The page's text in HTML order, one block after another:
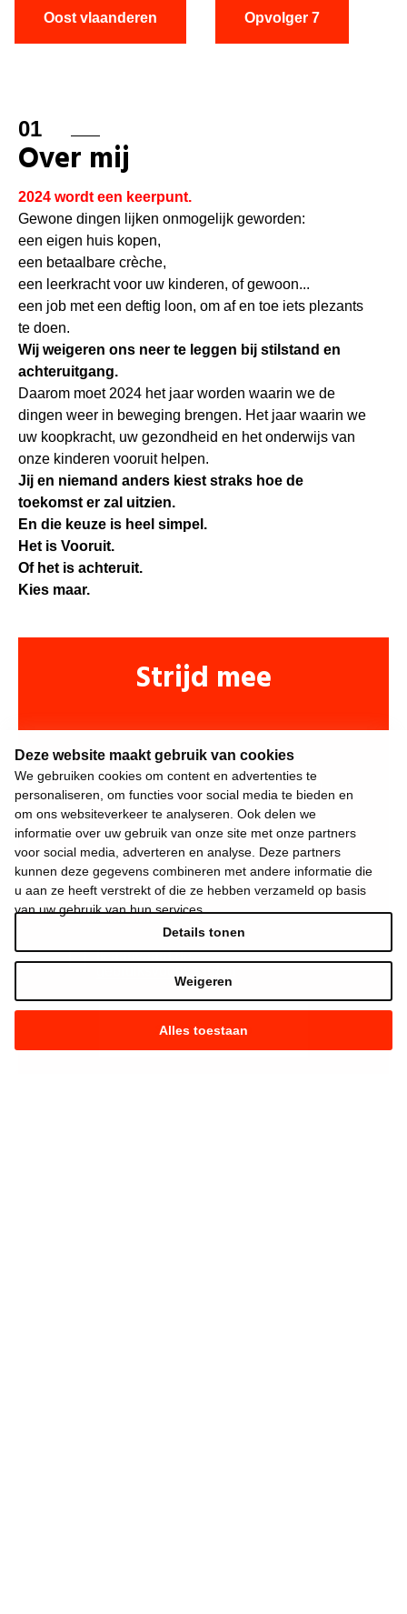
Deze website maakt gebruik van cookies
We gebruiken cookies om content en advertenties te
personaliseren, om functies voor social media te bieden en
om ons websiteverkeer te analyseren. Ook delen we
informatie over uw gebruik van onze site met onze partners
voor social media, adverteren en analyse. Deze partners
kunnen deze gegevens combineren met andere informatie die
u aan ze heeft verstrekt of die ze hebben verzameld op basis
van uw gebruik van hun services.
Alles toestaan
Weigeren
Details tonen
Oost vlaanderen Opvolger 7
01
Over mij
2024 wordt een keerpunt.
Gewone dingen lijken onmogelijk geworden:
een eigen huis kopen,
een betaalbare crèche,
een leerkracht voor uw kinderen, of gewoon...
een job met een deftig loon, om af en toe iets plezants
te doen.
Wij weigeren ons neer te leggen bij stilstand en
achteruitgang.
Daarom moet 2024 het jaar worden waarin we de
dingen weer in beweging brengen. Het jaar waarin we
uw koopkracht, uw gezondheid en het onderwijs van
onze kinderen vooruit helpen.
Jij en niemand anders kiest straks hoe de
toekomst er zal uitzien.
En die keuze is heel simpel.
Het is Vooruit.
Of het is achteruit.
Kies maar.
Strijd mee
Ik aanvaard de